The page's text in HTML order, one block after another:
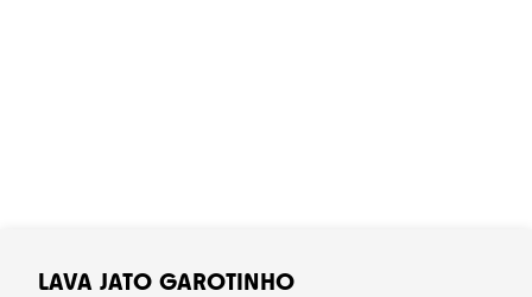
LAVA JATO GAROTINHO